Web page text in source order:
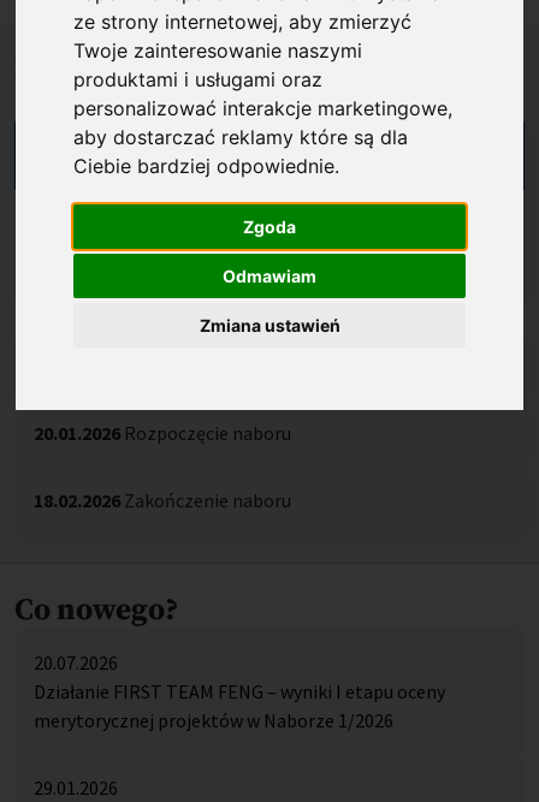
ze strony internetowej,aby zmierzyć
Twoje zainteresowanie naszymi
produktami i usługami oraz
personalizować interakcje marketingowe,
aby dostarczać reklamy które są dla
Ciebie bardziej odpowiednie.
Zgoda
Odmawiam
Zmiana ustawień
Harmonogram
NABÓR ZAKOŃCZONY
TRWA OCENA WNIOSKÓW
Nabór 1/2026
20.01.2026 Rozpoczęcie naboru
18.02.2026 Zakończenie naboru
Co nowego?
20.07.2026
Działanie FIRST TEAM FENG – wyniki I etapu oceny
merytorycznej projektów w Naborze 1/2026
29.01.2026